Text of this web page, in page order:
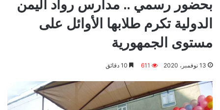
بحضور رسمي .. مدارس رواد اليمن
الدولية تكرم طلابها الأوائل على
مستوى الجمهورية
13 نوفمبر، 2020 611